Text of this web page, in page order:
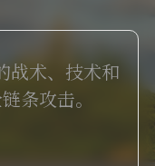
战术、技术和
条攻击。